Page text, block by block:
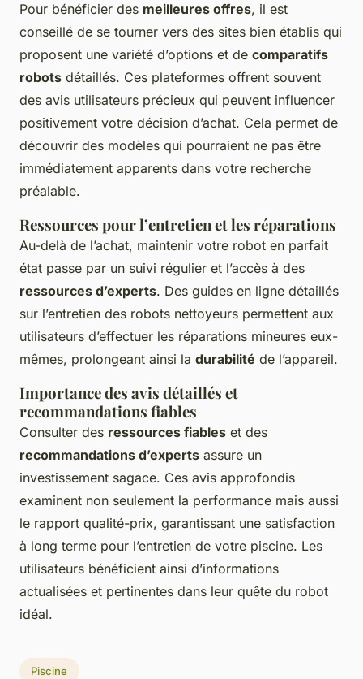
Pour bénéficier des meilleures offres, il est
conseillé de se tourner vers des sites bien établis qui
proposent une variété d’options et de comparatifs
robots détaillés. Ces plateformes offrent souvent
des avis utilisateurs précieux qui peuvent influencer
positivement votre décision d’achat. Cela permet de
découvrir des modèles qui pourraient ne pas être
immédiatement apparents dans votre recherche
préalable.
Ressources pour l’entretien et les réparations
Au-delà de l’achat, maintenir votre robot en parfait
état passe par un suivi régulier et l’accès à des
ressources d’experts. Des guides en ligne détaillés
sur l’entretien des robots nettoyeurs permettent aux
utilisateurs d’effectuer les réparations mineures eux-
mêmes, prolongeant ainsi la durabilité de l’appareil.
Importance des avis détaillés et
recommandations fiables
Consulter des ressources fiables et des
recommandations d’experts assure un
investissement sagace. Ces avis approfondis
examinent non seulement la performance mais aussi
le rapport qualité-prix, garantissant une satisfaction
à long terme pour l’entretien de votre piscine. Les
utilisateurs bénéficient ainsi d’informations
actualisées et pertinentes dans leur quête du robot
idéal.
Piscine